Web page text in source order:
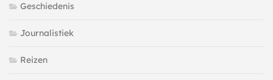
Geschiedenis
Journalistiek
Reizen